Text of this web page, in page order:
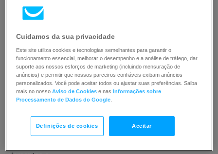
Cuidamos da sua privacidade
Este site utiliza cookies e tecnologias semelhantes para garantir o
funcionamento essencial, melhorar o desempenho e a análise de tráfego, dar
suporte aos nossos esforços de marketing (incluindo mensuração de
anúncios) e permitir que nossos parceiros confiáveis exibam anúncios
personalizados. Você pode aceitar todos ou ajustar suas preferências. Saiba
mais no nossoAviso de Cookies e nasInformações sobre
Processamento de Dados do Google
Definições de cookies Aceitar